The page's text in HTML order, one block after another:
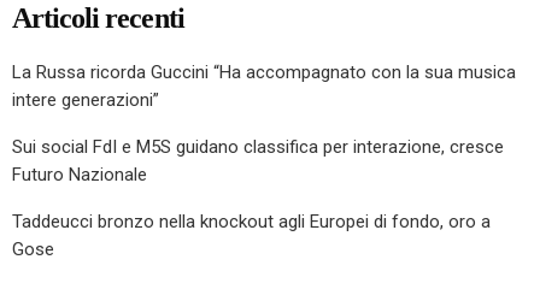
Articoli recenti
La Russa ricorda Guccini “Ha accompagnato con la sua musica
intere generazioni”
Sui social FdI e M5S guidano classifica per interazione, cresce
Futuro Nazionale
Taddeucci bronzo nella knockout agli Europei di fondo, oro a
Gose